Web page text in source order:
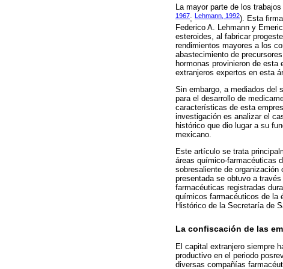
La mayor parte de los
1967; Lehmann, 1992). Esta
Federico A. Lehmann y
esteroides, al fabricar
rendimientos mayores a los
abastecimiento de
hormonas provinieron de
extranjeros expertos en esta
Sin embargo, a mediados del
para el desarrollo de
características de esta
investigación es analizar el
histórico que dio lugar a su
mexicano.
Este artículo se trata
áreas químico-farmacéuticas
sobresaliente de
presentada se obtuvo a
farmacéuticas registradas
químicos farmacéuticos de la
Histórico de la Secretaría de
La confiscación de las
El capital extranjero siempre
productivo en el periodo
diversas compañías